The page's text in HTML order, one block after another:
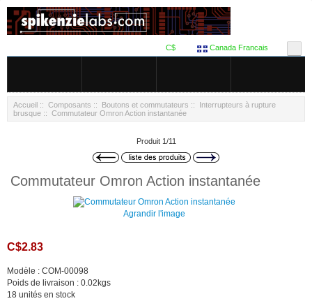
Canada Francais
C$
Accueil :: Composants :: Boutons et commutateurs ::
Interrupteurs à rupture
brusque :: Commutateur Omron Action instantanée
Produit 1/11
Commutateur Omron Action instantanée
Agrandir l'image
C$2.83
Modèle : COM-00098
Poids de livraison : 0.02kgs
18 unités en stock